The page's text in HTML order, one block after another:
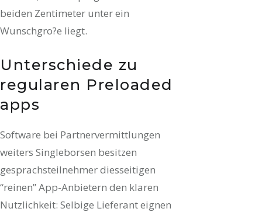
beiden Zentimeter unter ein
Wunschgro?e liegt.
Unterschiede zu
regularen Preloaded
apps
Software bei Partnervermittlungen
weiters Singleborsen besitzen
gesprachsteilnehmer diesseitigen
“reinen” App-Anbietern den klaren
Nutzlichkeit: Selbige Lieferant eignen